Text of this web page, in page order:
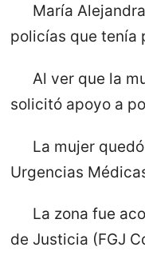
María
policías que tenía
Al ver que la
solicitó apoyo a
La mujer
Urgencias
La zona fue
de Justicia (FGJ